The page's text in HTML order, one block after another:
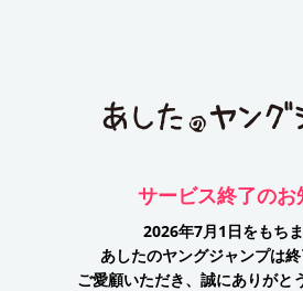
サービス終了のお
2026年7月1日をもちま
あしたのヤングジャンプは終
ご愛顧いただき、誠にありがと